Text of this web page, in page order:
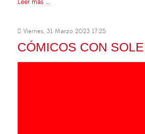
Viernes, 31 Marzo 2023 17:25
CÓMICOS CON